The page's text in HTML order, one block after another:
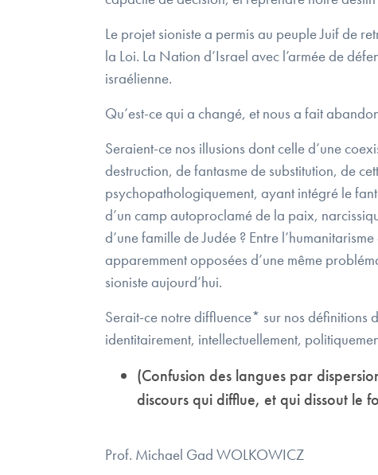
Le projet sioniste a permis au peuple Juif de
la Loi. La Nation d’Israel avec l’armée de
israélienne.
Qu’est-ce qui a changé, et nous a fait
Seraient-ce nos illusions dont celle d’une
destruction, de fantasme de substitution, de
psychopathologiquement, ayant intégré le
d’un camp autoproclamé de la paix,
d’une famille de Judée ? Entre
apparemment opposées d’une même
sioniste aujourd’hui.
Serait-ce notre diffluence* sur nos définitions
identitairement, intellectuellement,
(Confusion des langues par
discours qui difflue, et qui dissout le
Prof. Michael Gad WOLKOWICZ